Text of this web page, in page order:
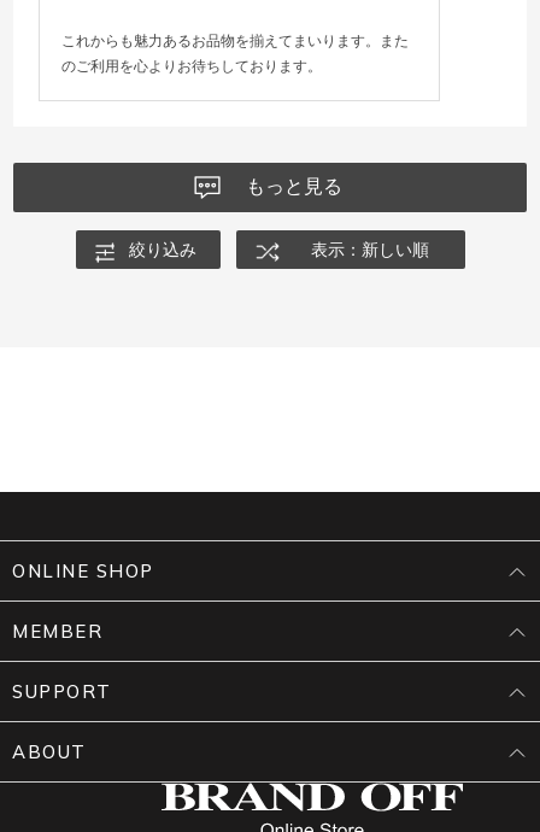
これからも魅力あるお品物を揃えてまいります。また
のご利用を心よりお待ちしております。
もっと見る
絞り込み 表示：新しい順
ONLINE SHOP
MEMBER
SUPPORT
ABOUT